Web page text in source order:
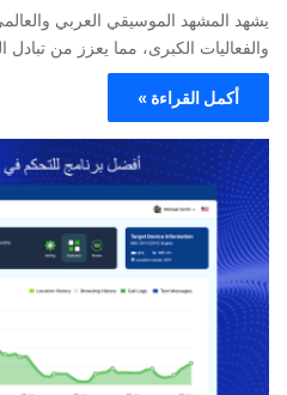
يشهد المشهد الموسيقي العربي
والفعاليات الكبرى، مما يعزز من تبادل
أكمل القراءة »